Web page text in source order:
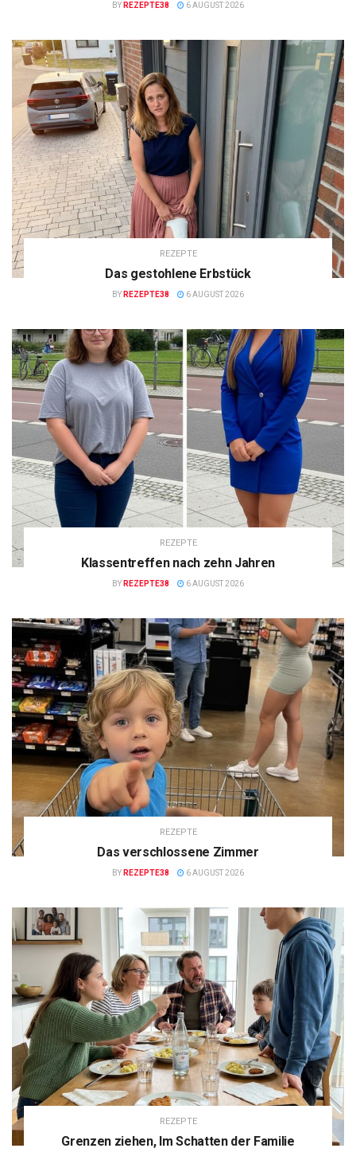
BY REZEPTE38 6 AUGUST 2026
REZEPTE
Das gestohlene Erbstück
BY REZEPTE38 6 AUGUST 2026
REZEPTE
Klassentreffen nach zehn Jahren
BY REZEPTE38 6 AUGUST 2026
REZEPTE
Das verschlossene Zimmer
BY REZEPTE38 6 AUGUST 2026
REZEPTE
Grenzen ziehen, Im Schatten der Familie